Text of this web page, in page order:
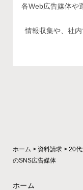
各Web広告媒体や
情報収集や、社
ホーム > 資料請求 > 20代
のSNS広告媒体
ホーム